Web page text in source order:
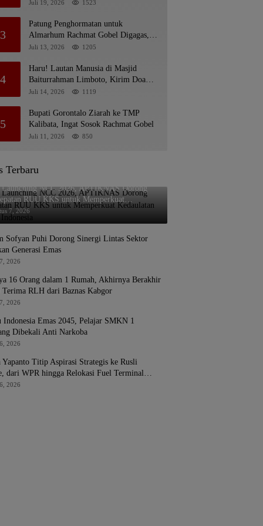
Juli 19, 2026 1523
3
Patung Penghormatan untuk
Almarhum Rachmat Gobel Digagas,
Ini Tiga Lokasi yang Diusulkan
Juli 13, 2026 1205
4
Haru! Lautan Manusia di Masjid
Baiturrahman Limboto, Kirim Doa
untuk Almarhum Rachmat Gobel
Juli 14, 2026 1119
5
Bupati Gorontalo Ziarah ke TMP
Kalibata, Ingat Sosok Rachmat Gobel
Juli 11, 2026 850
Terbaru
NCC 2026, APTIKNAS Dorong
RUU KKS untuk Memperkuat
Digital Indonesia
7, 2026
Sofyan Puhi Dorong Sinergi Lintas Sektor
Generasi Emas
2026
16 Orang dalam 1 Rumah, Akhirnya Berakhir
Terima RLH dari Baznas Kabgor
2026
Indonesia Emas 2045, Pelajar SMKN 1
Dibekali Anti Narkoba
2026
Yapanto Titip Aspirasi Strategis ke Rusli
dari WPR hingga Relokasi Fuel Terminal
2026